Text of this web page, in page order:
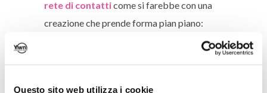
Questo sito web utilizza i cookie
rete di contatticome si farebbe con una
creazione che prende forma pian piano:
selezionare quindi le persone “giuste” per